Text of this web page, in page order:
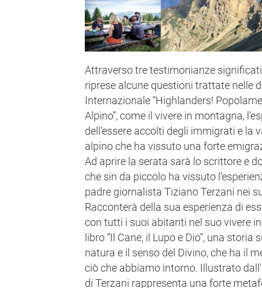
Attraverso tre testimonianze
riprese alcune questioni trattate nelle
Internazionale “Highlanders!
Alpino”, come il vivere in montagna,
dell’essere accolti degli immigrati e la
alpino che ha vissuto una forte
Ad aprire la serata sarà lo scrittore e
che sin da piccolo ha vissuto
padre giornalista Tiziano Terzani nei
Racconterà della sua esperienza di
con tutti i suoi abitanti nel suo vivere
libro “Il Cane, il Lupo e Dio”, una storia
natura e il senso del Divino, che ha il
ciò che abbiamo intorno. Illustrato
di Terzani rappresenta una forte